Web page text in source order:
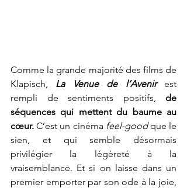
Comme la grande majorité des films de
Klapisch, La Venue de l’Avenir
est
rempli de sentiments positifs, de
séquences qui mettent du baume au
cœur. C’est un cinéma feel-good que le
sien, et qui semble désormais
privilégier la légèreté à la
vraisemblance. Et si on laisse dans un
premier emporter par son ode à la joie,